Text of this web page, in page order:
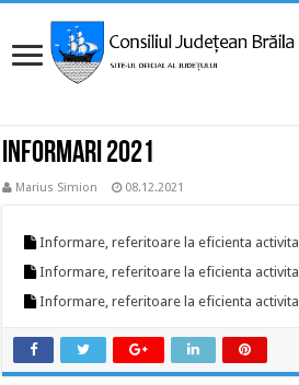
Informari 2021
Marius Simion 08.12.2021
Informare, referitoare la eficienta
Informare, referitoare la eficienta
Informare, referitoare la eficienta